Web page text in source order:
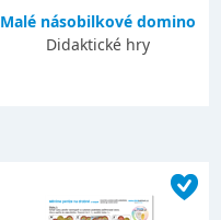
Malé násobilkové domino
Didaktické hry